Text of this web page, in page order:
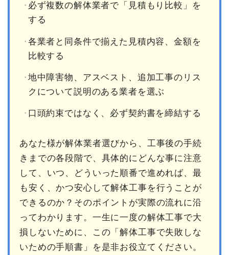
必ず複数の解体業者で「見積もり比較」を
する
各業者と同条件で揃えた見積内容、金額を
比較する
地中障害物、アスベスト、追加工事のリス
クについて説明のある業者を選ぶ
口頭約束ではなく、必ず契約書を締結する
あなた様が解体業者選びから、工事後の手続
きまでの各段階で、具体的にどんな事に注意
して、いつ、どういった順番で進めれば、最
も安く、かつ安心して解体工事を行うことが
できるのか？そのポイントが実際の流れに沿
ってわかります。一生に一度の解体工事で大
損しないために、この「解体工事で失敗しな
いための手順書」を是非お役立てください。